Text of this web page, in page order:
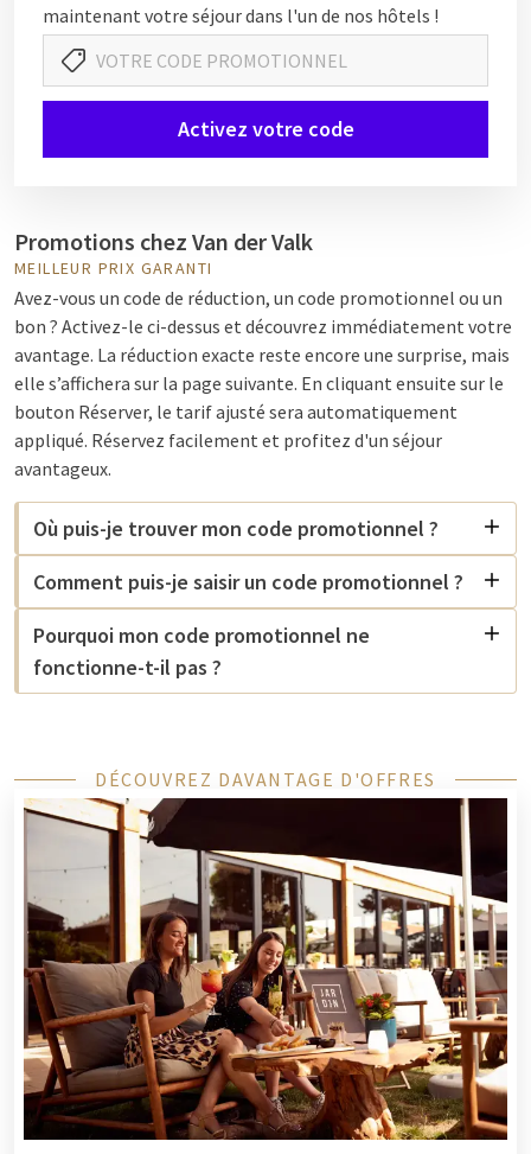
maintenant votre séjour dans l'un de nos hôtels !
Activez votre code
Promotions chez Van der Valk
MEILLEUR PRIX GARANTI
Avez-vous un code de réduction, un code promotionnel ou un
bon ? Activez-le ci-dessus et découvrez immédiatement votre
avantage. La réduction exacte reste encore une surprise, mais
elle s’affichera sur la page suivante. En cliquant ensuite sur le
bouton Réserver, le tarif ajusté sera automatiquement
appliqué. Réservez facilement et profitez d'un séjour
avantageux.
Où puis-je trouver mon code promotionnel ?
Comment puis-je saisir un code promotionnel ?
Pourquoi mon code promotionnel ne
fonctionne-t-il pas ?
DÉCOUVREZ DAVANTAGE D'OFFRES